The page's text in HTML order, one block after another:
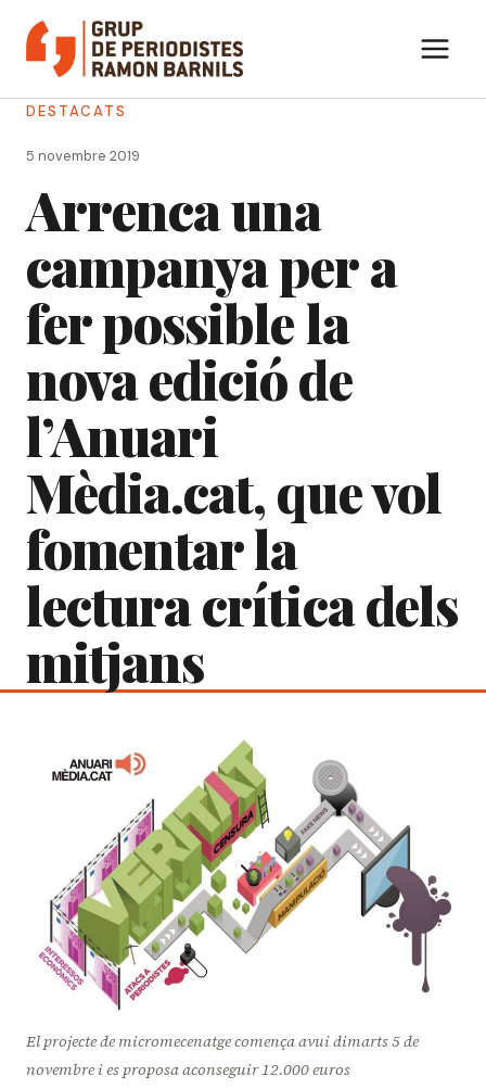
contingut
DESTACATS
5 novembre 2019
Arrenca una
campanya per a
fer possible la
nova edició de
l’Anuari
Mèdia.cat, que vol
fomentar la
lectura crítica dels
mitjans
El projecte de micromecenatge comença avui dimarts 5 de
novembre i es proposa aconseguir 12.000 euros